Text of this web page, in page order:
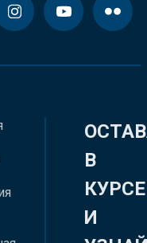
В
КУРСЕ
И